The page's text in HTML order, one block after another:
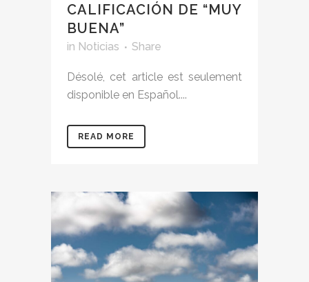
CALIFICACIÓN DE “MUY
BUENA”
in Noticias Share
Désolé, cet article est seulement
disponible en Español....
READ MORE